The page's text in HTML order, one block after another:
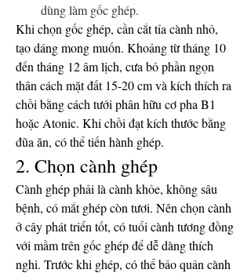
dùng làm gốc ghép.
Khi chọn gốc ghép, cần cắt tỉa cành nhỏ,
tạo dáng mong muốn. Khoảng từ tháng 10
đến tháng 12 âm lịch, cưa bỏ phần ngọn
thân cách mặt đất 15-20 cm và kích thích ra
chồi bằng cách tưới phân hữu cơ pha B1
hoặc Atonic. Khi chồi đạt kích thước bằng
đũa ăn, có thể tiến hành ghép.
2. Chọn cành ghép
Cành ghép phải là cành khỏe, không sâu
bệnh, có mắt ghép còn tươi. Nên chọn cành
ở cây phát triển tốt, có tuổi cành tương đồng
với mầm trên gốc ghép để dễ dàng thích
nghi. Trước khi ghép, có thể bảo quản cành